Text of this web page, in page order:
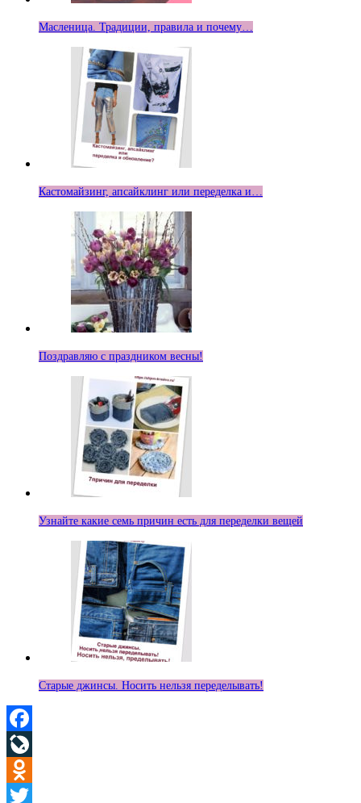
Масленица. Традиции, правила и почему…
Кастомайзинг, апсайклинг или переделка и…
Поздравляю с праздником весны!
Узнайте какие семь причин есть для переделки вещей
Старые джинсы. Носить нельзя переделывать!
Facebook
LiveJournal
Odnoklassniki